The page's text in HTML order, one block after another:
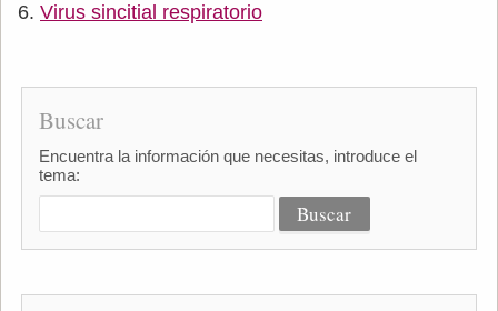
Virus sincitial respiratorio
Buscar
Encuentra la información que necesitas, introduce el
tema: